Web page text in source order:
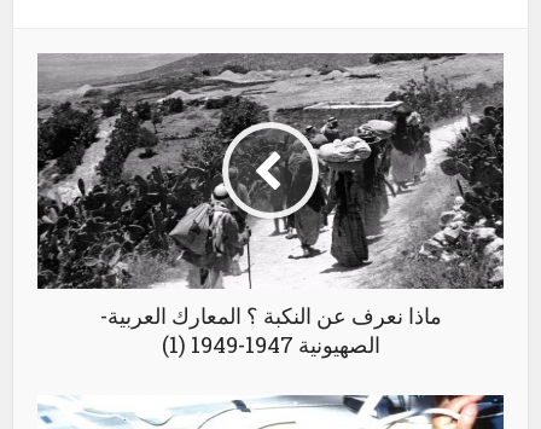
ماذا نعرف عن النكبة ؟ المعارك العربية-
الصهيونية 1947-1949 (1)